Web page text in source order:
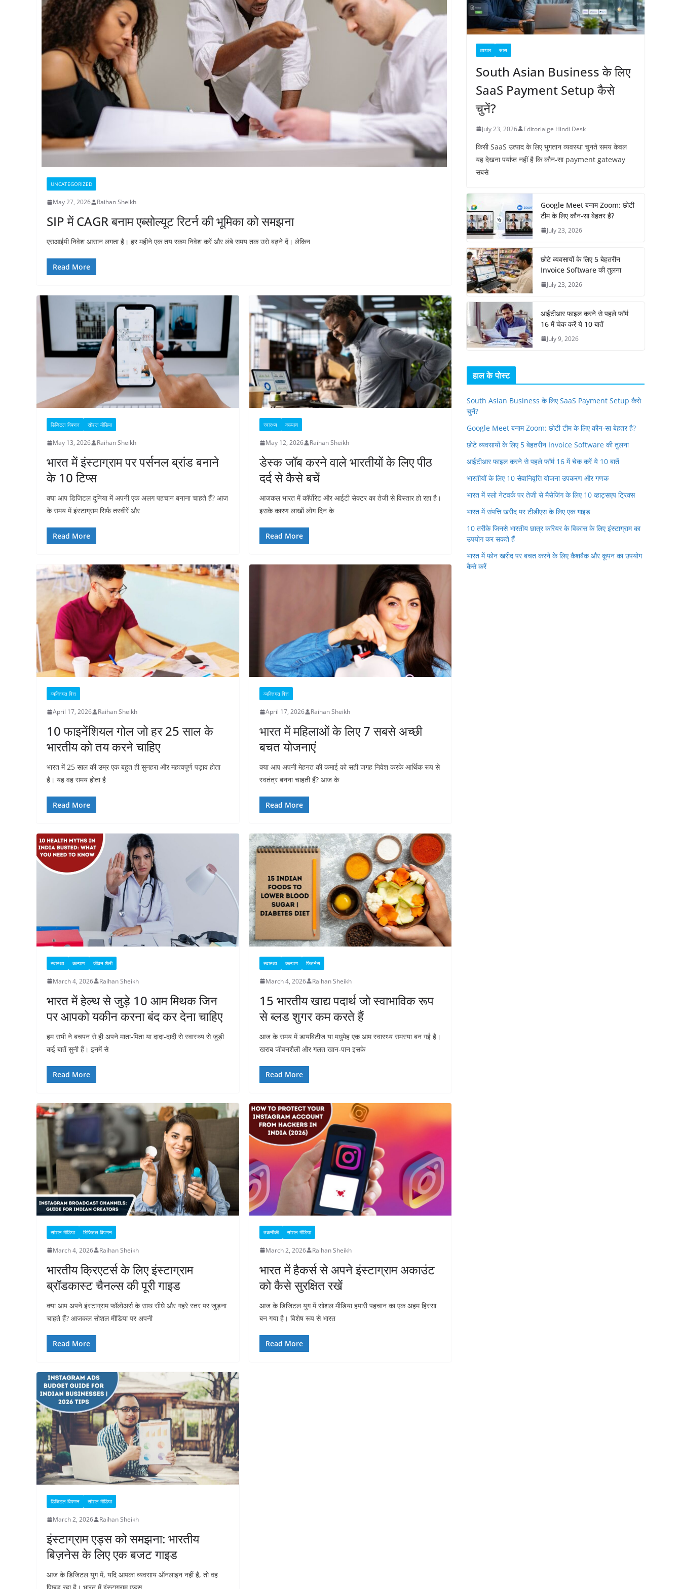
UNCATEGORIZED
May 27, 2026 Raihan Sheikh
SIP में CAGR बनाम एब्सोल्यूट रिटर्न की भूमिका को समझना
एसआईपी निवेश आसान लगता है। हर महीने एक तय रकम निवेश करें और लंबे समय तक उसे बढ़ने दें। लेकिन
Read More
डिजिटल विपणन सोशल मीडिया
May 13, 2026 Raihan Sheikh
भारत में इंस्टाग्राम पर पर्सनल ब्रांड बनाने
के 10 टिप्स
क्या आप डिजिटल दुनिया में अपनी एक अलग पहचान बनाना चाहते हैं? आज
के समय में इंस्टाग्राम सिर्फ तस्वीरें और
Read More
स्वास्थ्य कल्याण
May 12, 2026 Raihan Sheikh
डेस्क जॉब करने वाले भारतीयों के लिए पीठ
दर्द से कैसे बचें
आजकल भारत में कॉर्पोरेट और आईटी सेक्टर का तेजी से विस्तार हो रहा है।
इसके कारण लाखों लोग दिन के
Read More
व्यक्तिगत वित्त
April 17, 2026 Raihan Sheikh
10 फाइनेंशियल गोल जो हर 25 साल के
भारतीय को तय करने चाहिए
भारत में 25 साल की उम्र एक बहुत ही सुनहरा और महत्वपूर्ण पड़ाव होता
है। यह वह समय होता है
Read More
व्यक्तिगत वित्त
April 17, 2026 Raihan Sheikh
भारत में महिलाओं के लिए 7 सबसे अच्छी
बचत योजनाएं
क्या आप अपनी मेहनत की कमाई को सही जगह निवेश करके आर्थिक रूप से
स्वतंत्र बनना चाहती हैं? आज के
Read More
स्वास्थ्य कल्याण जीवन शैली
March 4, 2026 Raihan Sheikh
भारत में हेल्थ से जुड़े 10 आम मिथक जिन
पर आपको यकीन करना बंद कर देना चाहिए
हम सभी ने बचपन से ही अपने माता-पिता या दादा-दादी से स्वास्थ्य से जुड़ी
कई बातें सुनी हैं। इनमें से
Read More
स्वास्थ्य कल्याण फिटनेस
March 4, 2026 Raihan Sheikh
15 भारतीय खाद्य पदार्थ जो स्वाभाविक रूप
से ब्लड शुगर कम करते हैं
आज के समय में डायबिटीज या मधुमेह एक आम स्वास्थ्य समस्या बन गई है।
खराब जीवनशैली और गलत खान-पान इसके
Read More
सोशल मीडिया डिजिटल विपणन
March 4, 2026 Raihan Sheikh
भारतीय क्रिएटर्स के लिए इंस्टाग्राम
ब्रॉडकास्ट चैनल्स की पूरी गाइड
क्या आप अपने इंस्टाग्राम फॉलोअर्स के साथ सीधे और गहरे स्तर पर जुड़ना
चाहते हैं? आजकल सोशल मीडिया पर अपनी
Read More
तकनीकी सोशल मीडिया
March 2, 2026 Raihan Sheikh
भारत में हैकर्स से अपने इंस्टाग्राम अकाउंट
को कैसे सुरक्षित रखें
आज के डिजिटल युग में सोशल मीडिया हमारी पहचान का एक अहम हिस्सा
बन गया है। विशेष रूप से भारत
Read More
डिजिटल विपणन सोशल मीडिया
March 2, 2026 Raihan Sheikh
इंस्टाग्राम एड्स को समझना: भारतीय
बिज़नेस के लिए एक बजट गाइड
आज के डिजिटल युग में, यदि आपका व्यवसाय ऑनलाइन नहीं है, तो वह
व्यापार सास
South Asian Business के लिए
SaaS Payment Setup कैसे
चुनें?
July 23, 2026 Editorialge Hindi Desk
किसी SaaS उत्पाद के लिए भुगतान व्यवस्था चुनते समय केवल
यह देखना पर्याप्त नहीं है कि कौन-सा payment gateway
सबसे
Google Meet बनाम Zoom: छोटी
टीम के लिए कौन-सा बेहतर है?
July 23, 2026
छोटे व्यवसायों के लिए 5 बेहतरीन
Invoice Software की तुलना
July 23, 2026
आईटीआर फाइल करने से पहले फॉर्म
16 में चेक करें ये 10 बातें
July 9, 2026
हाल के पोस्ट
South Asian Business के लिए SaaS Payment Setup कैसे
चुनें?
Google Meet बनाम Zoom: छोटी टीम के लिए कौन-सा बेहतर है?
छोटे व्यवसायों के लिए 5 बेहतरीन Invoice Software की तुलना
आईटीआर फाइल करने से पहले फॉर्म 16 में चेक करें ये 10 बातें
भारतीयों के लिए 10 सेवानिवृत्ति योजना उपकरण और गणक
भारत में स्लो नेटवर्क पर तेजी से मैसेजिंग के लिए 10 व्हाट्सएप ट्रिक्स
भारत में संपत्ति खरीद पर टीडीएस के लिए एक गाइड
10 तरीके जिनसे भारतीय छात्र करियर के विकास के लिए इंस्टाग्राम का
उपयोग कर सकते हैं
भारत में फोन खरीद पर बचत करने के लिए कैशबैक और कूपन का उपयोग
कैसे करें